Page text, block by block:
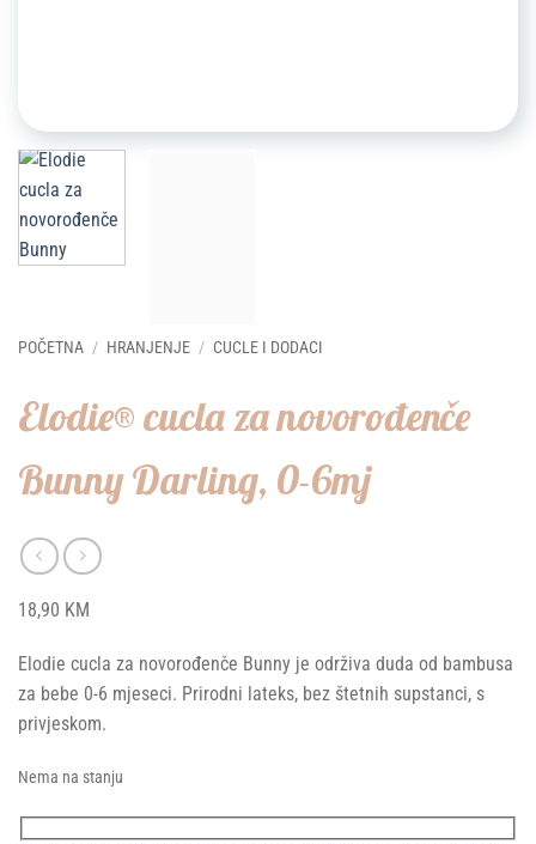
POČETNA / HRANJENJE / CUCLE I DODACI
Elodie® cucla za novorođenče
Bunny Darling, 0-6mj
18,90 KM
Elodie cucla za novorođenče Bunny je održiva duda od bambusa
za bebe 0-6 mjeseci. Prirodni lateks, bez štetnih supstanci, s
privjeskom.
Nema na stanju